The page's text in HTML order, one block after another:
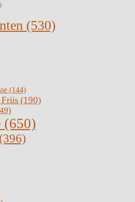
(530)
(144)
Friis (190)
(650)
(396)